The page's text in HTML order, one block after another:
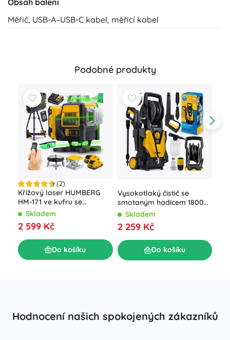
Obsah balení
Měřič, USB-A–USB-C kabel, měřicí kabel
Podobné produkty
(2)
Křížový laser HUMBERG
HM-171 ve kufru se
stativem, 4D 16 linií, zelený
Skladem
2 599 Kč
Do košíku
Vysokotlaký čistič se
smotaným hadicem 1800
W Humberg HM-300, 230
Skladem
2 259 Kč
Do košíku
Hodnocení našich spokojených zákazníků